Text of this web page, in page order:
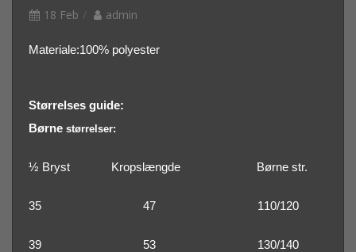
18 Feb admin
Materiale:100% polyester
Størrelses guide:
Børne størrelser:
½ Bryst Kropslængde Børne str.
35 47 110/120
39 53 130/140